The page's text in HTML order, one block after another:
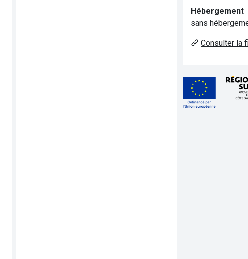
Hébergement
sans
Consulter la